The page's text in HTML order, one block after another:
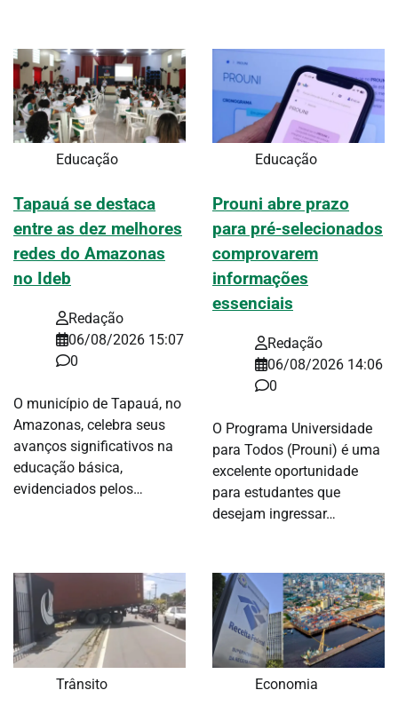
Educação
Tapauá se destaca
entre as dez melhores
redes do Amazonas
no Ideb
Redação
06/08/2026 15:07
0
O município de Tapauá, no
Amazonas, celebra seus
avanços significativos na
educação básica,
evidenciados pelos…
Educação
Prouni abre prazo
para pré-selecionados
comprovarem
informações
essenciais
Redação
06/08/2026 14:06
0
O Programa Universidade
para Todos (Prouni) é uma
excelente oportunidade
para estudantes que
desejam ingressar…
Trânsito Economia